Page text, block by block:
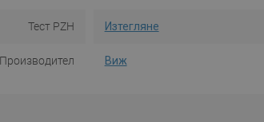
Тест PZH Изтегляне
Производител Виж